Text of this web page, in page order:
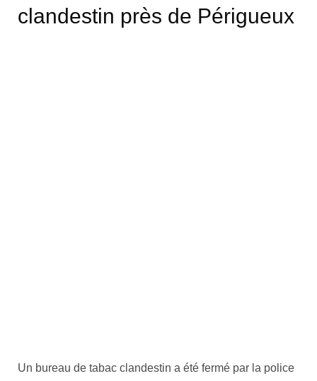
Mandon Des obus découverts dans une
clandestin près de Périgueux
Un bureau de tabac clandestin a été fermé par la police